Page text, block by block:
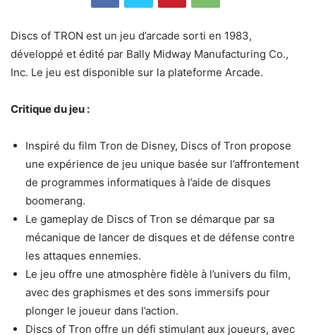
Discs of TRON est un jeu d’arcade sorti en 1983,
développé et édité par Bally Midway Manufacturing Co.,
Inc. Le jeu est disponible sur la plateforme Arcade.
Critique du jeu :
Inspiré du film Tron de Disney, Discs of Tron propose
une expérience de jeu unique basée sur l’affrontement
de programmes informatiques à l’aide de disques
boomerang.
Le gameplay de Discs of Tron se démarque par sa
mécanique de lancer de disques et de défense contre
les attaques ennemies.
Le jeu offre une atmosphère fidèle à l’univers du film,
avec des graphismes et des sons immersifs pour
plonger le joueur dans l’action.
Discs of Tron offre un défi stimulant aux joueurs, avec